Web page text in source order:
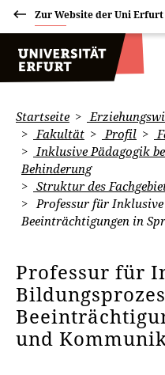
Zur Website der Uni Erfurt
Startseite
Fakultät
Profil
Inklusive Pädagogik
Behinderung
Struktur des
Professur für
Beeinträchtigungen in
Professur für
und